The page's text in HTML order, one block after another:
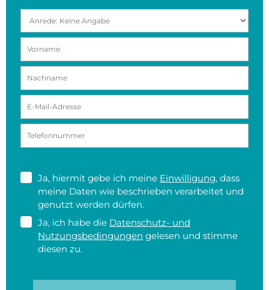
Ja, hiermit gebe ich meine Einwilligung, dass
meine Daten wie beschrieben verarbeitet und
genutzt werden dürfen.
Ja, ich habe die Datenschutz- und
Nutzungsbedingungen gelesen und stimme
diesen zu.